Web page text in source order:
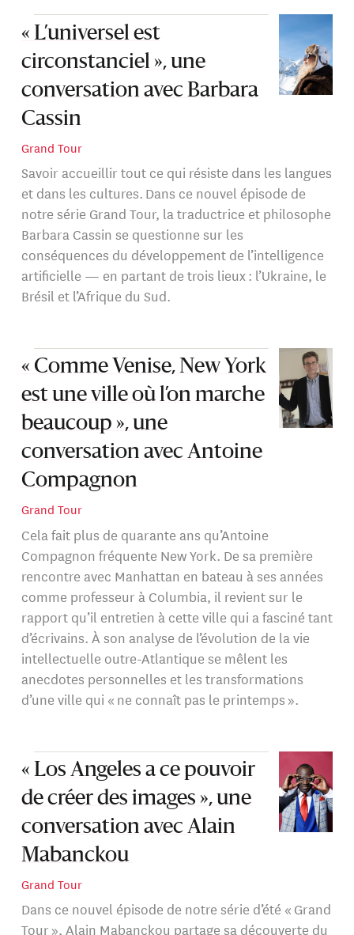
« L’universel est
circonstanciel », une
conversation avec Barbara
Cassin
Grand Tour
Savoir accueillir tout ce qui résiste dans les langues
et dans les cultures. Dans ce nouvel épisode de
notre série Grand Tour, la traductrice et philosophe
Barbara Cassin se questionne sur les
conséquences du développement de l’intelligence
artificielle — en partant de trois lieux : l’Ukraine, le
Brésil et l’Afrique du Sud.
« Comme Venise, New York
est une ville où l’on marche
beaucoup », une
conversation avec Antoine
Compagnon
Grand Tour
Cela fait plus de quarante ans qu’Antoine
Compagnon fréquente New York. De sa première
rencontre avec Manhattan en bateau à ses années
comme professeur à Columbia, il revient sur le
rapport qu’il entretien à cette ville qui a fasciné tant
d’écrivains. À son analyse de l’évolution de la vie
intellectuelle outre-Atlantique se mêlent les
anecdotes personnelles et les transformations
d’une ville qui « ne connaît pas le printemps ».
« Los Angeles a ce pouvoir
de créer des images », une
conversation avec Alain
Mabanckou
Grand Tour
Dans ce nouvel épisode de notre série d’été « Grand
Tour », Alain Mabanckou partage sa découverte du